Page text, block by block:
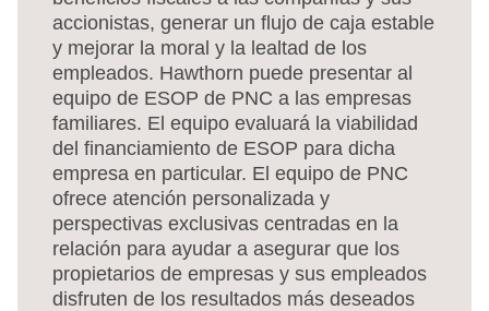
accionistas, generar un flujo de caja estable
y mejorar la moral y la lealtad de los
empleados. Hawthorn puede presentar al
equipo de ESOP de PNC a las empresas
familiares. El equipo evaluará la viabilidad
del financiamiento de ESOP para dicha
empresa en particular. El equipo de PNC
ofrece atención personalizada y
perspectivas exclusivas centradas en la
relación para ayudar a asegurar que los
propietarios de empresas y sus empleados
disfruten de los resultados más deseados